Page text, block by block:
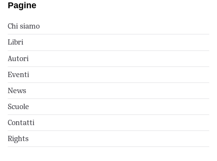
Pagine
Chi siamo
Libri
Autori
Eventi
News
Scuole
Contatti
Rights